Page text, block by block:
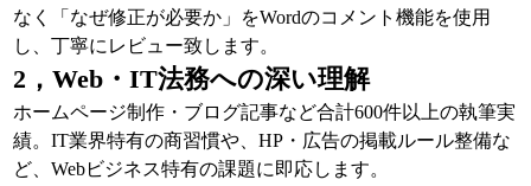
なく「なぜ修正が必要か」をWordのコメント機能を使用
し、丁寧にレビュー致します。
2，Web・IT法務への深い理解
ホームページ制作・ブログ記事など合計600件以上の執筆実
績。IT業界特有の商習慣や、HP・広告の掲載ルール整備な
ど、Webビジネス特有の課題に即応します。